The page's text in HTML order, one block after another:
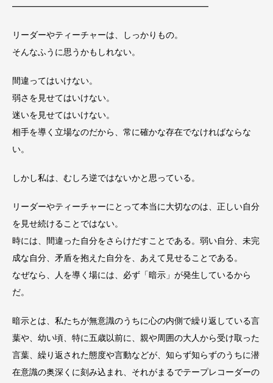
━━━━━━━━━━━━━━━━━━━━━━━
リーダーやティーチャーは、しっかりもの。
そんなふうに思うかもしれない。
間違ってはいけない。
弱さを見せてはいけない。
迷いを見せてはいけない。
相手を導く立場なのだから、常に確かな存在でなければならな
い。
しかし私は、むしろ逆ではないかと思っている。
リーダーやティーチャーにとって本当に大切なのは、正しい自分
を見せ続けることではない。
時には、間違った自分をさらけだすことである。弱い自分、未完
成な自分、矛盾を抱えた自分を、あえて見せることである。
なぜなら、人を導く場には、必ず「暗示」が発生しているから
だ。
暗示とは、私たちが無意識のうちに心の内側で繰り返している言
葉や、幼い頃、特に五歳以前に、親や周囲の大人から受け取った
言葉、繰り返された態度や言動などが、知らず知らずのうちに潜
在意識の奥深くに刻み込まれ、それがまるでテープレコーダーの